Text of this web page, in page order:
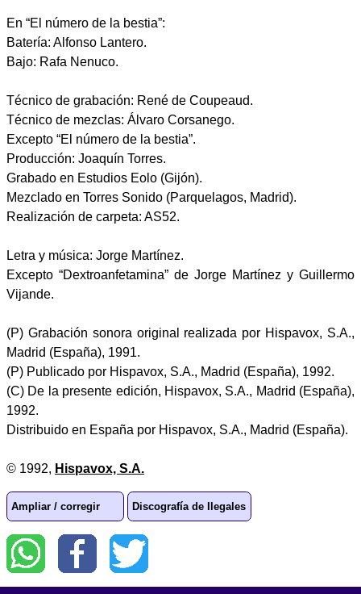
En “El número de la bestia”:
Batería: Alfonso Lantero.
Bajo: Rafa Nenuco.
Técnico de grabación: René de Coupeaud.
Técnico de mezclas: Álvaro Corsanego.
Excepto “El número de la bestia”.
Producción: Joaquín Torres.
Grabado en Estudios Eolo (Gijón).
Mezclado en Torres Sonido (Parquelagos, Madrid).
Realización de carpeta: AS52.
Letra y música: Jorge Martínez.
Excepto “Dextroanfetamina” de Jorge Martínez y Guillermo
Vijande.
(P) Grabación sonora original realizada por Hispavox, S.A.,
Madrid (España), 1991.
(P) Publicado por Hispavox, S.A., Madrid (España), 1992.
(C) De la presente edición, Hispavox, S.A., Madrid (España),
1992.
Distribuido en España por Hispavox, S.A., Madrid (España).
© 1992, Hispavox, S.A.
Ampliar / corregir Discografía de Ilegales